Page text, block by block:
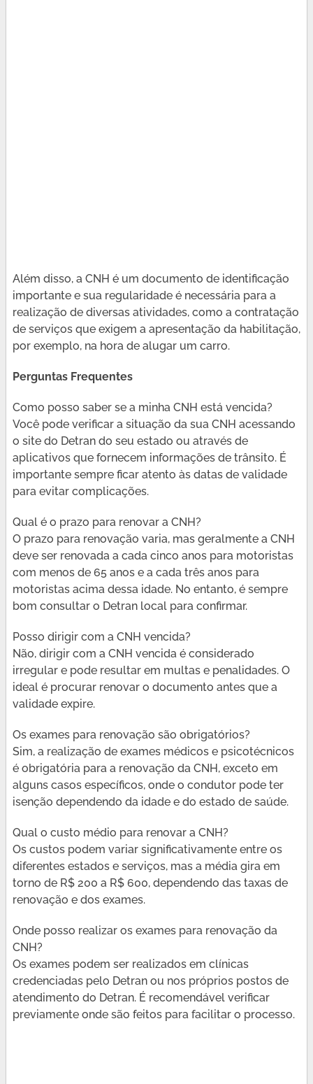
Além disso, a CNH é um documento de identificação
importante e sua regularidade é necessária para a
realização de diversas atividades, como a contratação
de serviços que exigem a apresentação da habilitação,
por exemplo, na hora de alugar um carro.
Perguntas Frequentes
Como posso saber se a minha CNH está vencida?
Você pode verificar a situação da sua CNH acessando
o site do Detran do seu estado ou através de
aplicativos que fornecem informações de trânsito. É
importante sempre ficar atento às datas de validade
para evitar complicações.
Qual é o prazo para renovar a CNH?
O prazo para renovação varia, mas geralmente a CNH
deve ser renovada a cada cinco anos para motoristas
com menos de 65 anos e a cada três anos para
motoristas acima dessa idade. No entanto, é sempre
bom consultar o Detran local para confirmar.
Posso dirigir com a CNH vencida?
Não, dirigir com a CNH vencida é considerado
irregular e pode resultar em multas e penalidades. O
ideal é procurar renovar o documento antes que a
validade expire.
Os exames para renovação são obrigatórios?
Sim, a realização de exames médicos e psicotécnicos
é obrigatória para a renovação da CNH, exceto em
alguns casos específicos, onde o condutor pode ter
isenção dependendo da idade e do estado de saúde.
Qual o custo médio para renovar a CNH?
Os custos podem variar significativamente entre os
diferentes estados e serviços, mas a média gira em
torno de R$ 200 a R$ 600, dependendo das taxas de
renovação e dos exames.
Onde posso realizar os exames para renovação da
CNH?
Os exames podem ser realizados em clínicas
credenciadas pelo Detran ou nos próprios postos de
atendimento do Detran. É recomendável verificar
previamente onde são feitos para facilitar o processo.